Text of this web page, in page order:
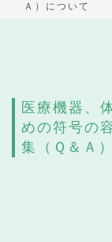
Ａ）について
医療機器、
めの符号の
集（Ｑ＆Ａ